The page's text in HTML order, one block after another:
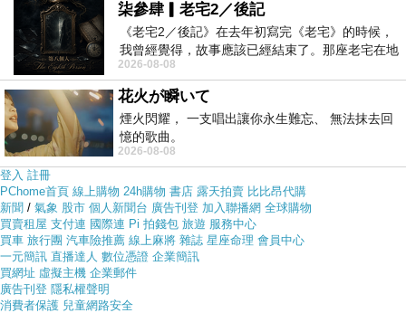
等店家開門也不用看店員臉色
各大網路購物網為求有好業績都無所不用其極。因為momo
都有送300元或是500元的折價卷!所以我建議可以上momo
購物網來購買(【天母嚴選】訂製5折-原價599-MIT撞色拼
接刺繡彈力Polo衫-男款(共三色)
柒參肆▎老宅2／後記
《老宅2／後記》在去年初寫完《老宅》的時候，
我曾經覺得，故事應該已經結束了。那座老宅在地
震中倒塌，七個人終於離開那片黑暗，
2026-08-08
花火が瞬いて
煙火閃耀， 一支唱出讓你永生難忘、 無法抹去回
憶的歌曲。
2026-08-08
登入 註冊
PChome首頁 線上購物 24h購物 書店 露天拍賣 比比昂代購
新聞 / 氣象 股市 個人新聞台 廣告刊登 加入聯播網 全球購物
買賣租屋 支付連 國際連 Pi 拍錢包 旅遊 服務中心
買車 旅行團 汽車險推薦 線上麻將 雜誌 星座命理 會員中心
一元簡訊 直播達人 數位憑證 企業簡訊
買網址 虛擬主機 企業郵件
廣告刊登 隱私權聲明
消費者保護 兒童網路安全